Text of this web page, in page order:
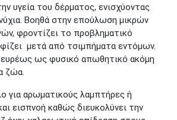
υγεία του δέρματος, ενισχύοντας
Βοηθά στην επούλωση μικρών
φροντίζει το προβληματικό
μετά από τσιμπήματα εντόμων.
ευρέως ως φυσικό απωθητικό ακόμη
ζώα.
για αρωματικούς λαμπτήρες ή
εισπνοή καθώς διευκολύνει την